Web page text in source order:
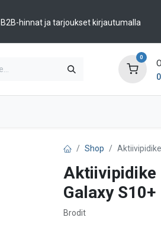
B2B-hinnat ja tarjoukset kirjautumalla
0
Shop
Aktiivipidike
Galaxy S10+
Brodit